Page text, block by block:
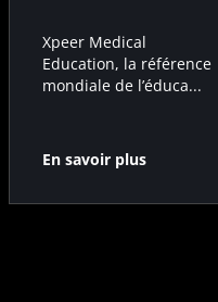
Xpeer Medical
Education, la référence
mondiale de l’éduca...
En savoir plus